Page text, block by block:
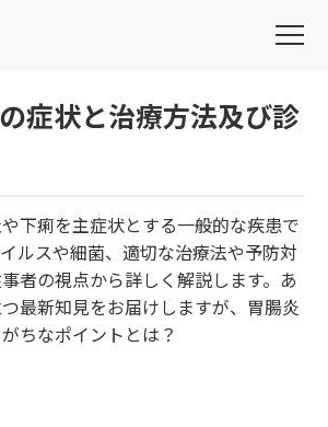
症状と治療方法及び診
下痢を主症状とする一般的な疾患で
ルスや細菌、適切な治療法や予防対
者の視点から詳しく解説します。あ
最新知見をお届けしますが、胃腸炎
ちなポイントとは？